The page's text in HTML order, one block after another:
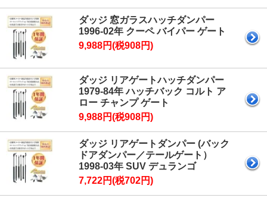
ダッジ 窓ガラスハッチダンパー
1996-02年 クーペ バイパー ゲート
9,988円(税908円)
ダッジ リアゲートハッチダンパー
1979-84年 ハッチバック コルト ア
ロー チャンプ ゲート
9,988円(税908円)
ダッジ リアゲートダンパー (バック
ドアダンパー／テールゲート）
1998-03年 SUV デュランゴ
7,722円(税702円)